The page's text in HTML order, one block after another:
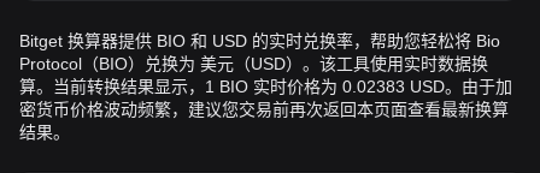
Bitget 换算器提供 BIO 和 USD 的实时兑换率，帮助您轻松将 Bio
Protocol（BIO）兑换为 美元（USD）。该工具使用实时数据换
算。当前转换结果显示，1 BIO 实时价格为 0.02383 USD。由于加
密货币价格波动频繁，建议您交易前再次返回本页面查看最新换算
结果。